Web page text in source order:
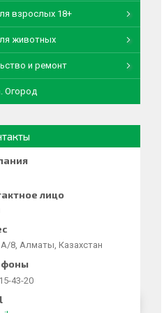
взрослых 18+
животных
и ремонт
Огород
8, Алматы, Казахстан
43-20